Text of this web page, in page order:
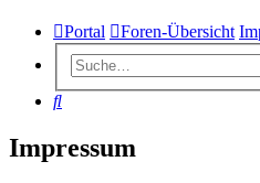
Portal Foren-Übersicht
Suche
Impressum